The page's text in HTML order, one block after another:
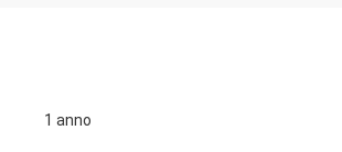
1 anno